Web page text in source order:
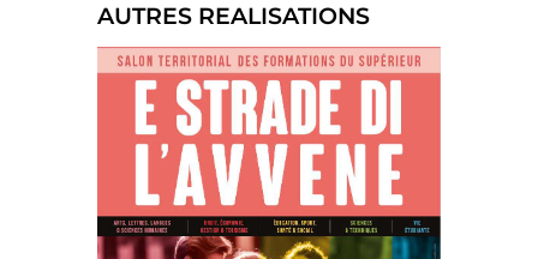
AUTRES REALISATIONS